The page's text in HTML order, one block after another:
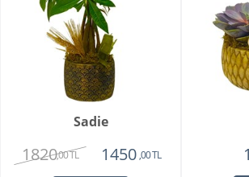
Sadie
1820,00 TL 1450 ,00 TL